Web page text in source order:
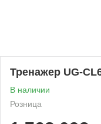
Тренажер UG-
В наличии
Розница